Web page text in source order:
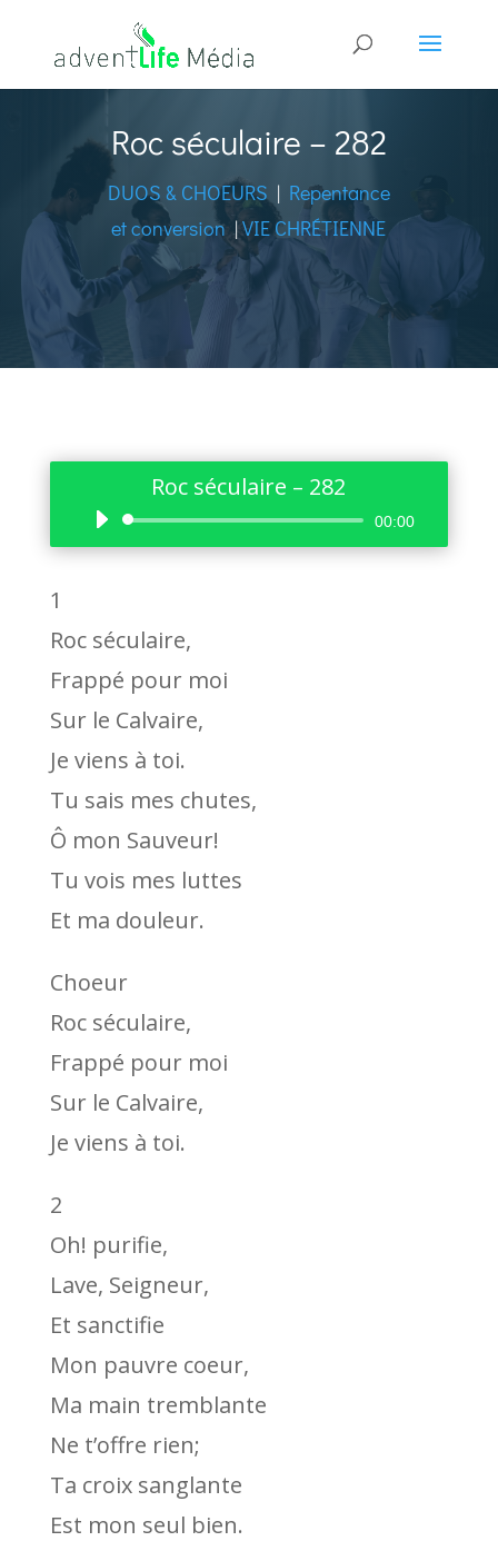
Roc séculaire – 282
DUOS & CHOEURS | Repentance
et conversion|VIE CHRÉTIENNE
Roc séculaire – 282
Lecteur
audio
00:00
1
Roc séculaire,
Frappé pour moi
Sur le Calvaire,
Je viens à toi.
Tu sais mes chutes,
Ô mon Sauveur!
Tu vois mes luttes
Et ma douleur.
Choeur
Roc séculaire,
Frappé pour moi
Sur le Calvaire,
Je viens à toi.
2
Oh! purifie,
Lave, Seigneur,
Et sanctifie
Mon pauvre coeur,
Ma main tremblante
Ne t’offre rien;
Ta croix sanglante
Est mon seul bien.